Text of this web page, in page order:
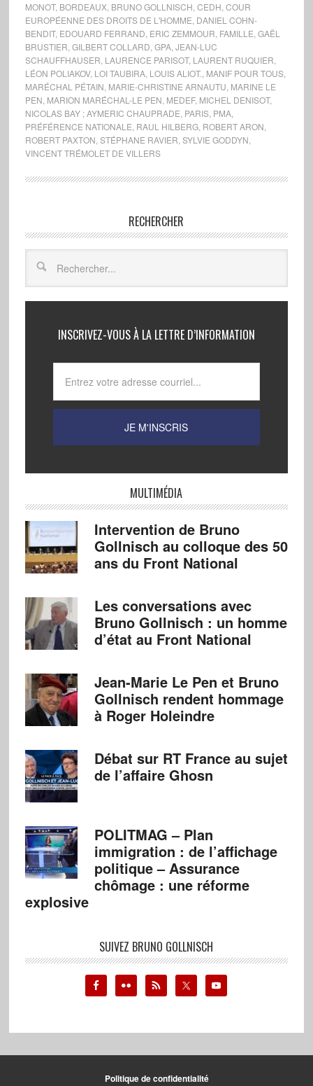
MONOT, BORDEAUX, BRUNO GOLLNISCH CEDH COUR
EUROPÉENNE DES DROITS DE L'HOMME DANIEL COHN-
BENDIT, EDOUARD FERRAND ERIC ZEMMOUR FAMILLE GAËL
BRUSTIER GILBERT COLLARD GPA, JEAN-LUC
SCHAUFFHAUSER LAURENCE PARISOT, LAURENT RUQUIER
LÉON POLIAKOV, LOI TAUBIRA, LOUIS ALIOT. MANIF POUR TOUS,
MARÉCHAL PÉTAIN MARIE-CHRISTINE ARNAUTU MARINE LE
PEN MARION MARÉCHAL-LE PEN MEDEF, MICHEL DENISOT,
NICOLAS BAY ; AYMERIC CHAUPRADE PARIS, PMA,
PRÉFÉRENCE NATIONALE RAUL HILBERG, ROBERT ARON
ROBERT PAXTON STÉPHANE RAVIER SYLVIE GODDYN
VINCENT TRÉMOLET DE VILLERS
RECHERCHER
INSCRIVEZ-VOUS À LA LETTRE D’INFORMATION
MULTIMÉDIA
Intervention de Bruno
Gollnisch au colloque des 50
ans du Front National
Les conversations avec
Bruno Gollnisch : un homme
d’état au Front National
Jean-Marie Le Pen et Bruno
Gollnisch rendent hommage
à Roger Holeindre
Débat sur RT France au sujet
de l’affaire Ghosn
POLITMAG – Plan
immigration : de l’affichage
politique – Assurance
chômage : une réforme
explosive
SUIVEZ BRUNO GOLLNISCH
Politique de confidentialité